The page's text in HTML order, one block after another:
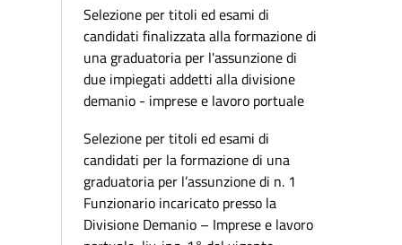
Selezione per titoli ed esami di
candidati finalizzata alla formazione di
una graduatoria per l'assunzione di
due impiegati addetti alla divisione
demanio - imprese e lavoro portuale
Selezione per titoli ed esami di
candidati per la formazione di una
graduatoria per l’assunzione di n. 1
Funzionario incaricato presso la
Divisione Demanio – Imprese e lavoro